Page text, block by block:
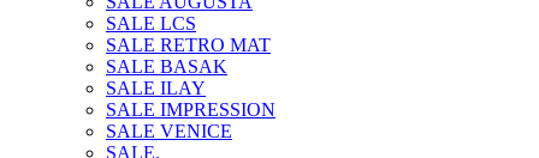
SALE LCS
SALE RETRO MAT
SALE BASAK
SALE ILAY
SALE IMPRESSION
SALE VENICE
SALE.